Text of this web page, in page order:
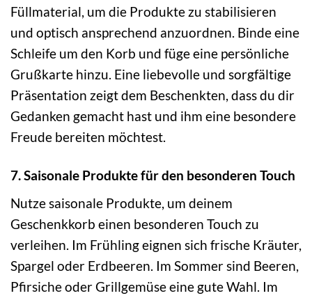
Füllmaterial, um die Produkte zu stabilisieren
und optisch ansprechend anzuordnen. Binde eine
Schleife um den Korb und füge eine persönliche
Grußkarte hinzu. Eine liebevolle und sorgfältige
Präsentation zeigt dem Beschenkten, dass du dir
Gedanken gemacht hast und ihm eine besondere
Freude bereiten möchtest.
7. Saisonale Produkte für den besonderen Touch
Nutze saisonale Produkte, um deinem
Geschenkkorb einen besonderen Touch zu
verleihen. Im Frühling eignen sich frische Kräuter,
Spargel oder Erdbeeren. Im Sommer sind Beeren,
Pfirsiche oder Grillgemüse eine gute Wahl. Im